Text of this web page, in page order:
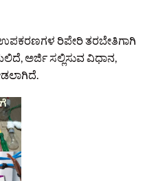
ರಿಪೇರಿ ತರಬೇತಿಗಾಗಿ
ಅರ್ಜಿ ಸಲ್ಲಿಸುವ ವಿಧಾನ,